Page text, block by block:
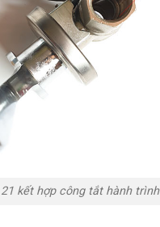
21 kết hợp công tắt hành trình